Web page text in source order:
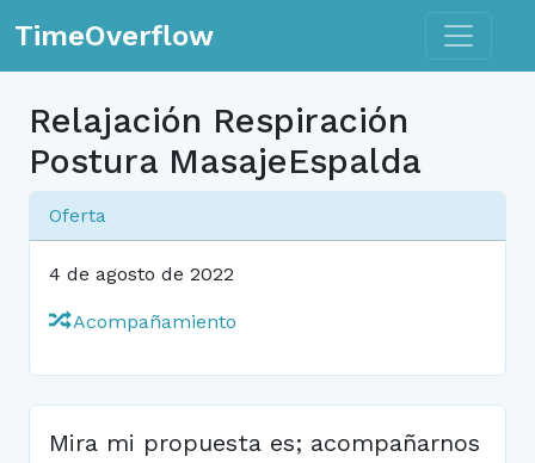
TimeOverflow Toggle
Relajación Respiración
Postura MasajeEspalda
Oferta
4 de agosto de 2022
Acompañamiento
Mira mi propuesta es; acompañarnos